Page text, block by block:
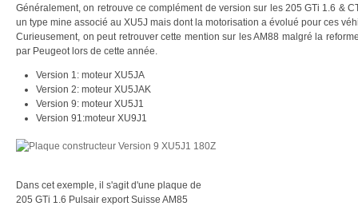
Généralement, on retrouve ce complément de version sur les 205 GTi 1.6 &
un type mine associé au XU5J mais dont la motorisation a évolué pour ces
Curieusement, on peut retrouver cette mention sur les AM88 malgré la
par Peugeot lors de cette année.
Version 1: moteur XU5JA
Version 2: moteur XU5JAK
Version 9: moteur XU5J1
Version 91:moteur XU9J1
Dans cet exemple, il s'agit d'une plaque de
205 GTi 1.6 Pulsair export Suisse AM85